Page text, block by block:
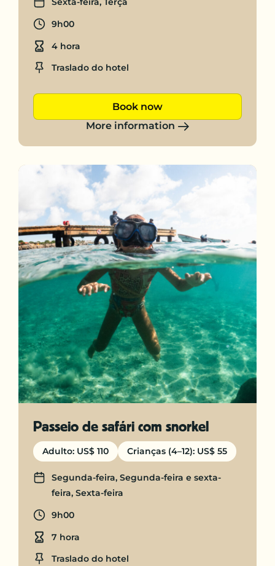
Departure time
9h00
Duration
4 hora
Location
Traslado do hotel
Book now
More information
Passeio de safári com snorkel
Adulto: US$ 110 Crianças (4–12): US$ 55
Days
Segunda-feira, Segunda-feira e sexta-
feira, Sexta-feira
Departure time
9h00
Duration
7 hora
Location
Traslado do hotel